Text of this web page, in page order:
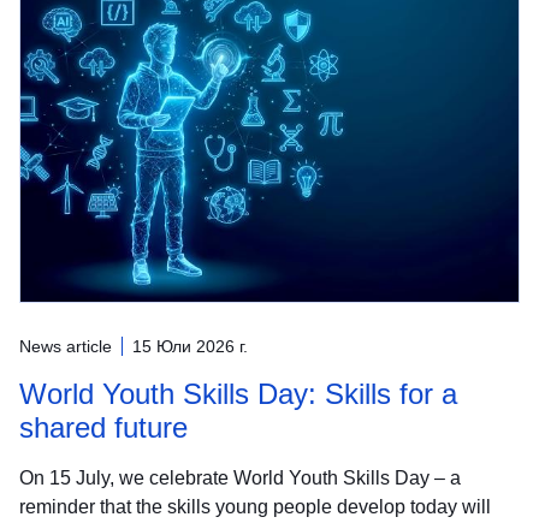
News article 15 Юли 2026 г.
World Youth Skills Day: Skills for a
shared future
On 15 July, we celebrate World Youth Skills Day – a
reminder that the skills young people develop today will